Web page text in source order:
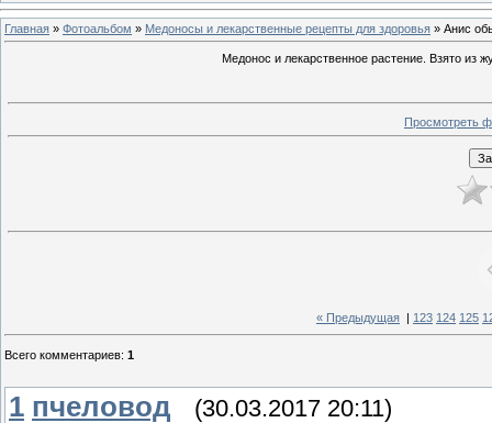
Главная » Фотоальбом » Медоносы и лекарственные рецепты для здоровья » Анис
Медонос и лекарственное растение. Взято из
Просмотреть
« Предыдущая 123 124 125
Всего комментариев: 1
1 пчеловод (30.03.2017 20:11)